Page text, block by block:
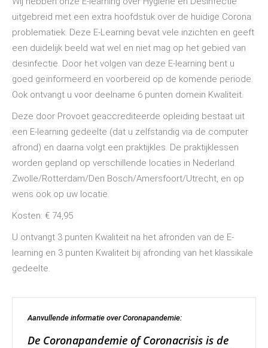
uitgebreid met een extra hoofdstuk over de huidige Corona
problematiek. Deze E-Learning bevat vele inzichten en geeft
een duidelijk beeld wat wel en niet mag op het gebied van
desinfectie. Door het volgen van deze E-learning bent u
goed geïnformeerd en voorbereid op de komende periode.
Ook ontvangt u voor deelname 6 punten domein Kwaliteit.
Deze door Provoet geaccrediteerde opleiding bestaat uit
een E-learning gedeelte (dat u zelfstandig via de computer
afrond) en daarna volgt een praktijkles. De praktijklessen
worden gepland op verschillende locaties in Nederland.
Zwolle/Rotterdam/Den Bosch/Amersfoort/Utrecht, en op
wens ook op uw locatie.
Kosten: € 74,95
U ontvangt 3 punten Kwaliteit na het afronden van de E-
learning en 3 punten Kwaliteit bij afronding van het klassikale
gedeelte.
Aanvullende informatie over Coronapandemie:
De Coronapandemie of Coronacrisis is de